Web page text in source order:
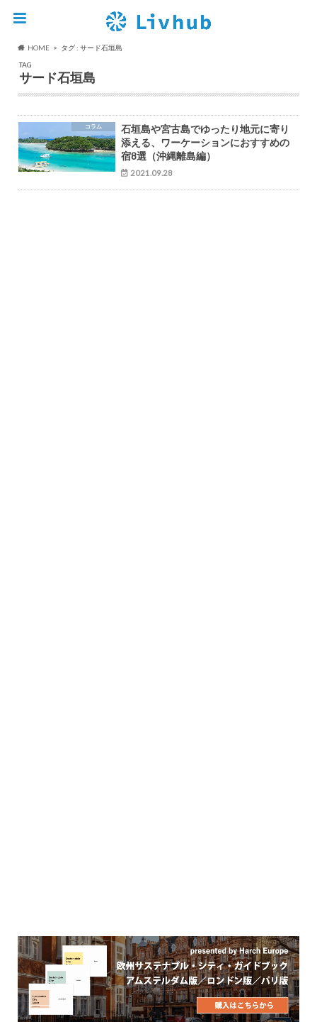
HOME
タグ : サード石垣島
TAG
サード石垣島
コラム
石垣島や宮古島でゆったり地元に寄り
添える、ワーケーションにおすすめの
宿8選（沖縄離島編）
2021.09.28